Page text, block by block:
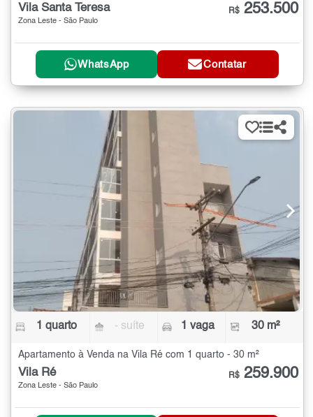
Vila Santa Teresa
Zona Leste - São Paulo
R$ 253.500
WhatsApp Contatar
1 quarto - suíte 1 vaga 30 m²
Apartamento à Venda na Vila Ré com 1 quarto - 30 m²
Vila Ré
Zona Leste - São Paulo
R$ 259.900